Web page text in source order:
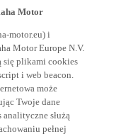
Motor
motor.eu) i
Motor Europe N.V.
się plikami cookies
i web beacon.
może
Twoje dane
służą
pełnej